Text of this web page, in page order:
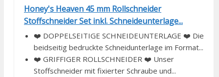
Honey's Heaven 45 mm Rollschneider
Stoffschneider Set inkl. Schneideunterlage...
❤️ DOPPELSEITIGE SCHNEIDEUNTERLAGE ❤️ Die
beidseitig bedruckte Schneidunterlage im Format...
❤️ GRIFFIGER ROLLSCHNEIDER ❤️ Unser
Stoffschneider mit fixierter Schraube und...